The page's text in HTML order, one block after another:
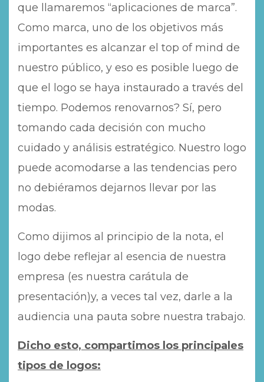
que llamaremos “aplicaciones de marca”.
Como marca, uno de los objetivos más
importantes es alcanzar el top of mind de
nuestro público, y eso es posible luego de
que el logo se haya instaurado a través del
tiempo. Podemos renovarnos? Sí, pero
tomando cada decisión con mucho
cuidado y análisis estratégico. Nuestro logo
puede acomodarse a las tendencias pero
no debiéramos dejarnos llevar por las
modas.
Como dijimos al principio de la nota, el
logo debe reflejar al esencia de nuestra
empresa (es nuestra carátula de
presentación)y, a veces tal vez, darle a la
audiencia una pauta sobre nuestra trabajo.
Dicho esto, compartimos los principales
tipos de logos: